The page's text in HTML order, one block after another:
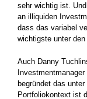
sehr wichtig ist.
an illiquiden
dass das variabel
wichtigste unter
Auch Danny
begründet das
Portfoliokontext ist